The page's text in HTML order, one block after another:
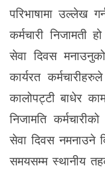
परिभाषामा उल्लेख
कर्मचारी निजामती
सेवा दिवस
कार्यरत
कालोपट्टी बाधेर
निजामति
सेवा दिवस नमनाउने
समयसम्म स्थानीय